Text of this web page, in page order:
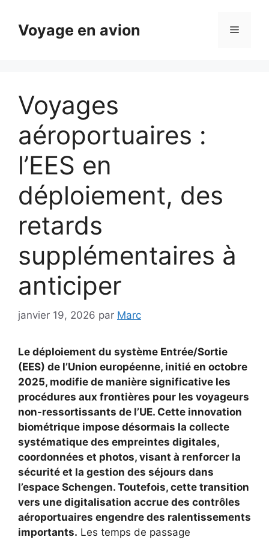
contenuVoyage en avion Menu
Voyages
aéroportuaires :
l’EES en
déploiement, des
retards
supplémentaires à
anticiper
janvier 19, 2026 par Marc
Le déploiement du système Entrée/Sortie
(EES) de l’Union européenne, initié en octobre
2025, modifie de manière significative les
procédures aux frontières pour les voyageurs
non-ressortissants de l’UE. Cette innovation
biométrique impose désormais la collecte
systématique des empreintes digitales,
coordonnées et photos, visant à renforcer la
sécurité et la gestion des séjours dans
l’espace Schengen. Toutefois, cette transition
vers une digitalisation accrue des contrôles
aéroportuaires engendre des ralentissements
importants. Les temps de passage